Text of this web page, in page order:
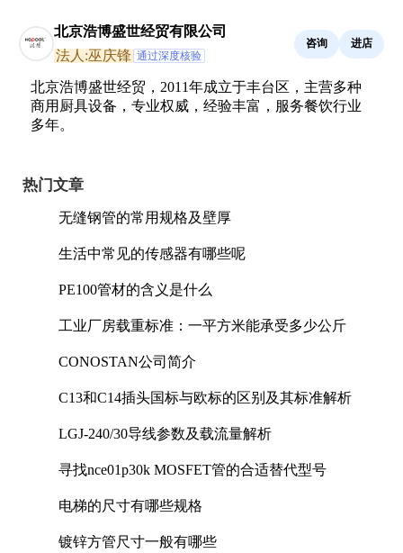
北京浩博盛世经贸有限公司
法人:巫庆锋 通过深度核验
咨询 进店
北京浩博盛世经贸，2011年成立于丰台区，主营多种
商用厨具设备，专业权威，经验丰富，服务餐饮行业
多年。
热门文章
无缝钢管的常用规格及壁厚
生活中常见的传感器有哪些呢
PE100管材的含义是什么
工业厂房载重标准：一平方米能承受多少公斤
CONOSTAN公司简介
C13和C14插头国标与欧标的区别及其标准解析
LGJ-240/30导线参数及载流量解析
寻找nce01p30k MOSFET管的合适替代型号
电梯的尺寸有哪些规格
镀锌方管尺寸一般有哪些